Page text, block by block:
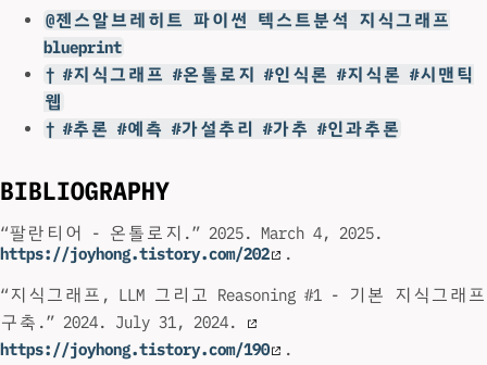
@젠스알브레히트 파이썬 텍스트분석 지식그래프
blueprint
† #지식그래프 #온톨로지 #인식론 #지식론 #시맨틱
웹
† #추론 #예측 #가설추리 #가추 #인과추론
BIBLIOGRAPHY
“팔란티어 - 온톨로지.” 2025. March 4, 2025.
https://joyhong.tistory.com/202
.
“지식그래프, LLM 그리고 Reasoning #1 - 기본 지식그래프
구축.” 2024. July 31, 2024.
https://joyhong.tistory.com/190
.